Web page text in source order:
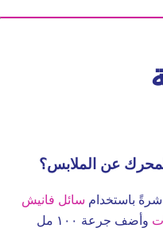
عن الملابس؟
باستخدام سائل فانيش
وأضف جرعة ١٠٠ مل